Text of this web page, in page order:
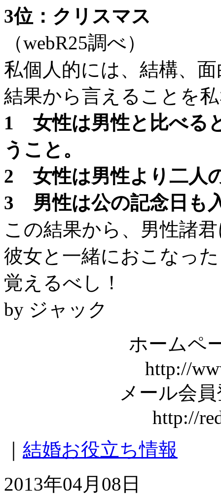
3位：クリスマス
（webR25調べ）
私個人的には、結構、
結果から言えることを
1 女性は男性と比べる
うこと。
2 女性は男性より二人
3 男性は公の記念日も
この結果から、男性諸
彼女と一緒におこなっ
覚えるべし！
by ジャック
ホームペ
http://
メール会
http://
結婚お役立ち情報
2013年04月08日